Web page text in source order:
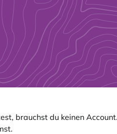
brauchst du keinen